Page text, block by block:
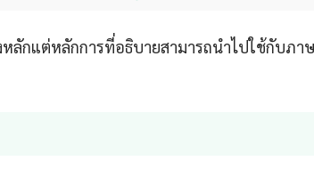
หลักแต่หลักการที่อธิบายสามารถนำไปใช้กับภา